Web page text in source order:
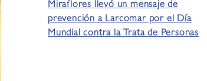
Miraflores llevó un mensaje de
prevención a Larcomar por el Día
Mundial contra la Trata de Personas